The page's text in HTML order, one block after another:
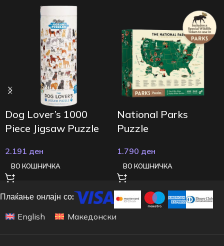
Dog Lover’s 1000
Piece Jigsaw Puzzle
2.191 ден
ВО КОШНИЧКА
National Parks
Puzzle
1.790 ден
ВО КОШНИЧКА
Плаќање онлајн со:
English
Македонски